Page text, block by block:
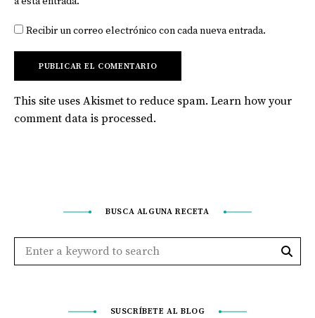
Recibir un correo electrónico con cada nueva entrada.
This site uses Akismet to reduce spam. Learn how your
comment data is processed.
BUSCA ALGUNA RECETA
SUSCRÍBETE AL BLOG